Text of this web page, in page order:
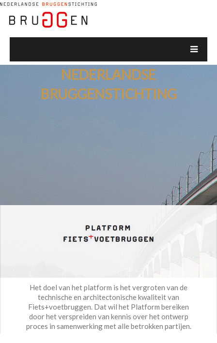
NEDERLANDSE
BRUGGENSTICHTING
Het doel van het platform is het vergroten van de
technische en architectonische kwaliteit van
Fiets+voetbruggen. Dat wil het Platform bereiken
door het verspreiden van kennis over het ontwerp
proces in samenwerking met alle betrokken partijen.